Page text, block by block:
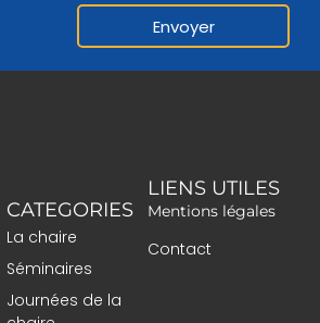
Envoyer
CATEGORIES
La chaire
Séminaires
Journées de la
LIENS UTILES
Mentions légales
Contact